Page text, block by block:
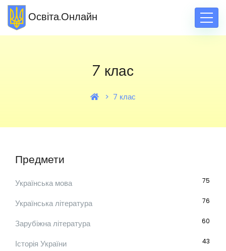
Освіта.Онлайн
7 клас
7 клас
Предмети
Українська мова 75
Українська література 76
Зарубіжна література 60
Історія України 43